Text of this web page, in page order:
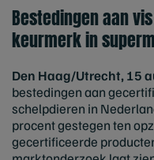
Bestedingen aan vis
keurmerk in
Den Haag/Utrecht, 15
bestedingen aan
schelpdieren in
procent gestegen ten
gecertificeerde